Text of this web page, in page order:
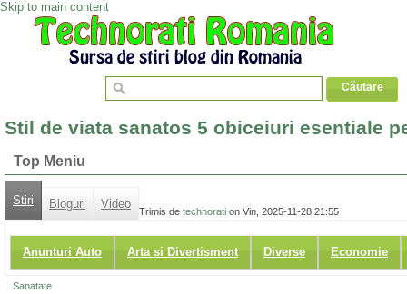
Skip to main content
Stil de viata sanatos 5 obiceiuri esentiale
Top Meniu
Stiri Bloguri Video
Anunturi Auto Arta si Divertisment Diverse Economie
Trimis de technorati on Vin, 2025-11-28 21:55
Sanatate